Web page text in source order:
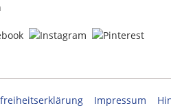
Impressum